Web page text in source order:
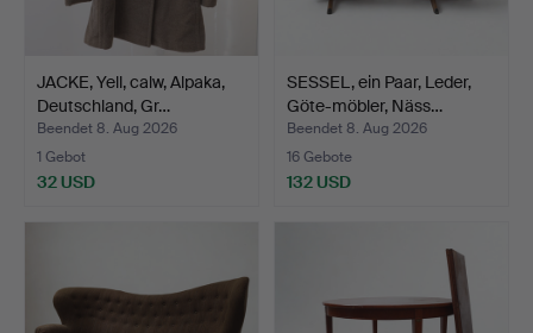
JACKE, Yell, calw, Alpaka,
Deutschland, Gr…
Beendet 8. Aug 2026
1 Gebot
32 USD
SESSEL, ein Paar, Leder,
Göte-möbler, Näss…
Beendet 8. Aug 2026
16 Gebote
132 USD